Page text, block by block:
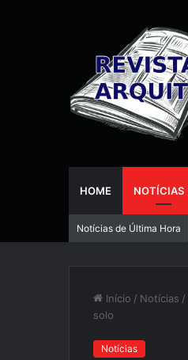
HOME NOTÍCIAS
Notícias de Última Hora
Início / Notícias /
solo
Notícias